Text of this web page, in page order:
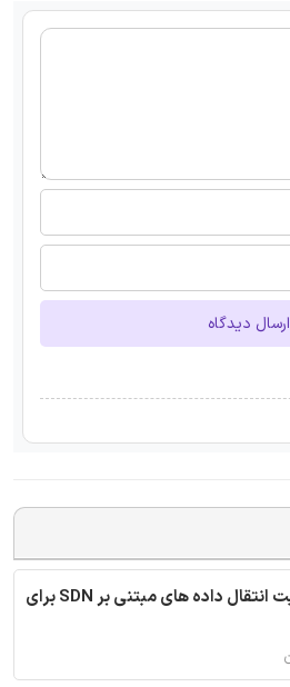
ارسال دیدگاه
ترجمه مقاله امنیت انتقال داده های مبتنی بر SDN برای